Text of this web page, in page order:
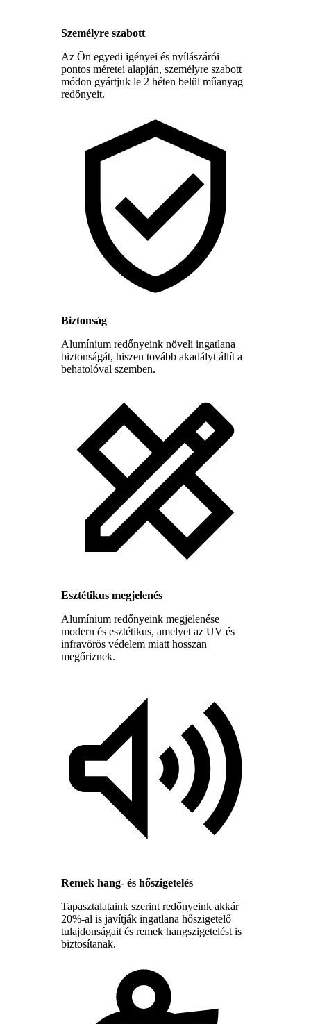
Személyre szabott
Az Ön egyedi igényei és nyílászárói
pontos méretei alapján, személyre szabott
módon gyártjuk le 2 héten belül műanyag
redőnyeit.
Biztonság
Alumínium redőnyeink növeli ingatlana
biztonságát, hiszen tovább akadályt állít a
behatolóval szemben.
Esztétikus megjelenés
Alumínium redőnyeink megjelenése
modern és esztétikus, amelyet az UV és
infravörös védelem miatt hosszan
megőriznek.
Remek hang- és hőszigetelés
Tapasztalataink szerint redőnyeink akkár
20%-al is javítják ingatlana hőszigetelő
tulajdonságait és remek hangszigetelést is
biztosítanak.